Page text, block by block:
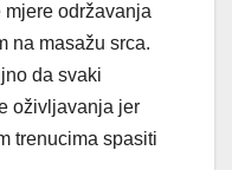
održavanja
na masažu srca.
da svaki
oživljavanja jer
trenucima spasiti